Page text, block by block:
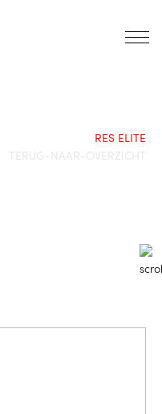
RES ELITE
TERUG-NAAR-OVERZICHT